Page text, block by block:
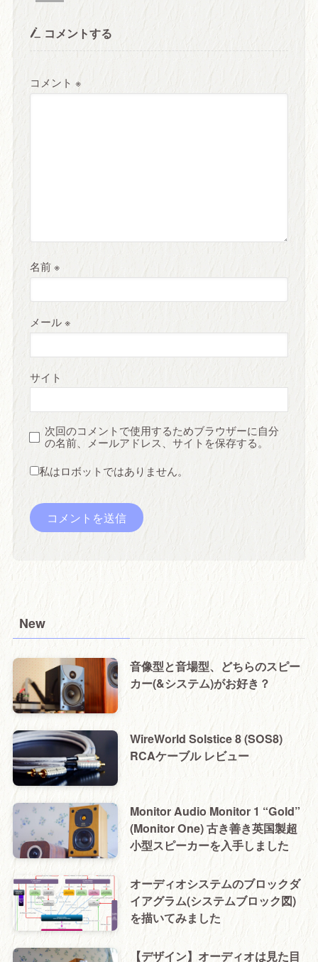
コメントする
コメント※
名前※
メール※
サイト
次回のコメントで使用するためブラウザーに自分
の名前、メールアドレス、サイトを保存する。
私はロボットではありません。
New
音像型と音場型、どちらのスピー
カー(&システム)がお好き？
WireWorld Solstice 8 (SOS8)
RCAケーブル レビュー
Monitor Audio Monitor 1 “Gold”
(Monitor One) 古き善き英国製超
小型スピーカーを入手しました
オーディオシステムのブロックダ
イアグラム(システムブロック図)
を描いてみました
【デザイン】オーディオは見た目